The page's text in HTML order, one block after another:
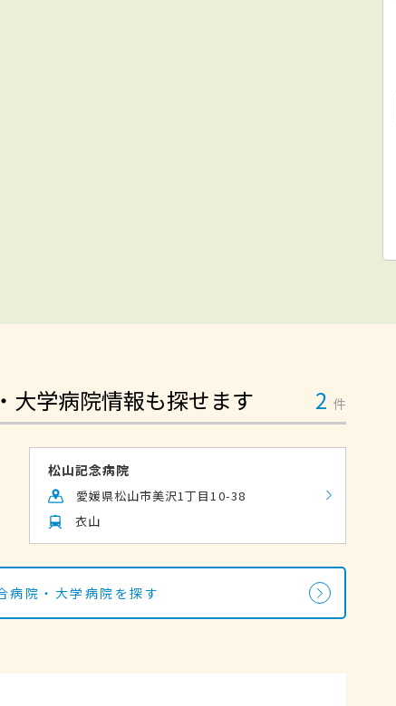
大学病院情報も探せます 2 件
松山記念病院
愛媛県松山市美沢1丁目10-38
衣山
病院・大学病院を探す